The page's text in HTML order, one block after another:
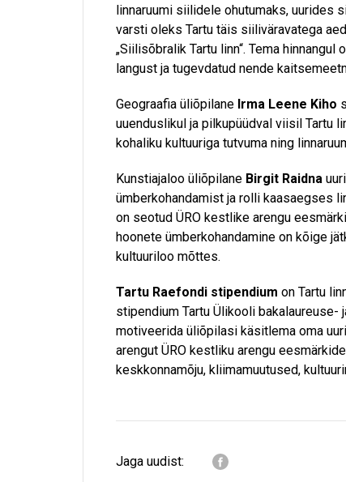
linnaruumi siilidele ohutumaks, uurides
varsti oleks Tartu täis siiliväravatega
„Siilisõbralik Tartu linn“. Tema
langust ja tugevdatud nende
Geograafia üliõpilane Irma Leene Kiho
uuenduslikul ja pilkupüüdval viisil Tartu
kohaliku kultuuriga tutvuma ning
Kunstiajaloo üliõpilane Birgit Raidna
ümberkohandamist ja rolli kaasaegses
on seotud ÜRO kestlike arengu
hoonete ümberkohandamine on kõige
kultuuriloo mõttes.
Tartu Raefondi stipendium on Tartu
stipendium Tartu Ülikooli
motiveerida üliõpilasi käsitlema oma
arengut ÜRO kestliku arengu
keskkonnamõju, kliimamuutused,
Jaga uudist: